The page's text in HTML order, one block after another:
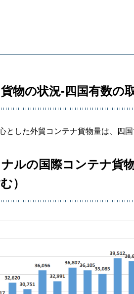
物の状況-四国有数の
とした外貿コンテナ貨物量は、四
ルの国際コンテナ貨
）